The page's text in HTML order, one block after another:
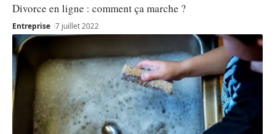
Divorce en ligne : comment ça marche ?
Entreprise 7 juillet 2022